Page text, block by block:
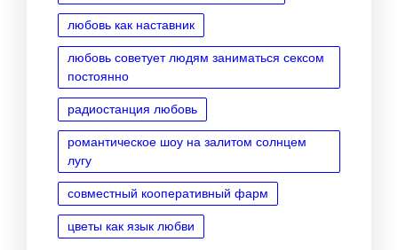
любовь как наставник
любовь советует людям заниматься сексом
постоянно
радиостанция любовь
романтическое шоу на залитом солнцем
лугу
совместный кооперативный фарм
цветы как язык любви